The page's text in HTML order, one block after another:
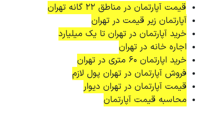
قیمت آپارتمان در مناطق 22 گانه تهران
آپارتمان زیر قیمت در تهران
خرید آپارتمان در تهران تا یک میلیارد
اجاره خانه در تهران
خرید اپارتمان 60 متری در تهران
فروش آپارتمان در تهران پول لازم
قیمت آپارتمان در تهران دیوار
محاسبه قیمت آپارتمان